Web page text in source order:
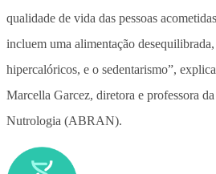
qualidade de vida das pessoas
incluem uma alimentação
hipercalóricos, e o sedentarismo”,
Marcella Garcez, diretora e professora
Nutrologia (ABRAN).